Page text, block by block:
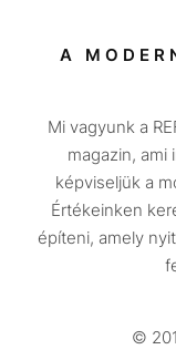
A
Mi vagyunk a
magazin, ami
képviseljük a
Értékeinken
építeni, amely
©